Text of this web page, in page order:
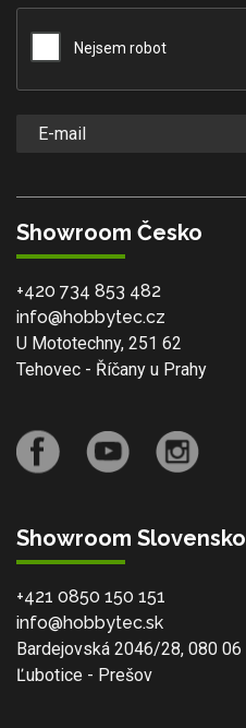
Showroom Česko
+420 734 853 482
info@hobbytec.cz
U Mototechny, 251 62
Tehovec - Říčany u Prahy
Showroom Slovensko
+421 0850 150 151
info@hobbytec.sk
Bardejovská 2046/28, 080 06
Ľubotice - Prešov